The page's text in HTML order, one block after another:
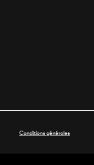
Conditions générales